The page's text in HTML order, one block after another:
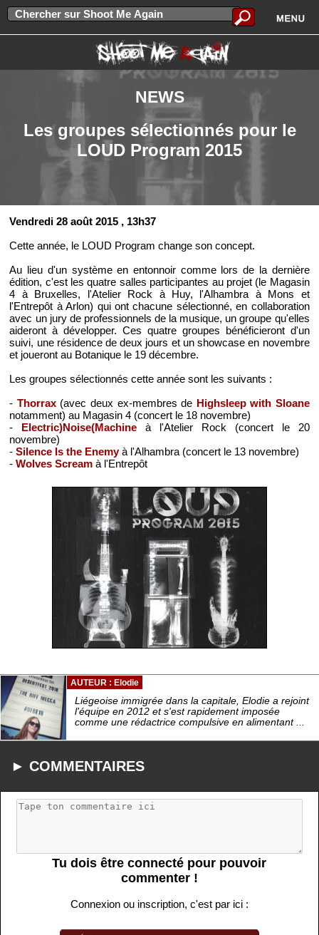
NEWS
Les groupes sélectionnés pour le
LOUD Program 2015
Vendredi 28 août 2015 , 13h37
Cette année, le LOUD Program change son concept.
Au lieu d'un système en entonnoir comme lors de la dernière
édition, c'est les quatre salles participantes au projet (le Magasin
4 à Bruxelles, l'Atelier Rock à Huy, l'Alhambra à Mons et
l'Entrepôt à Arlon) qui ont chacune sélectionné, en collaboration
avec un jury de professionnels de la musique, un groupe qu'elles
aideront à développer. Ces quatre groupes bénéficieront d'un
suivi, une résidence de deux jours et un showcase en novembre
et joueront au Botanique le 19 décembre.
Les groupes sélectionnés cette année sont les suivants :
- Thorrax(avec deux ex-membres de Highsleep with Sloane
notamment) au Magasin 4 (concert le 18 novembre)
- Electric)Noise(Machine à l'Atelier Rock (concert le 20
novembre)
-Silence Is the Enemyà l'Alhambra (concert le 13 novembre)
-Wolves Scream à l'Entrepôt
AUTEUR : Elodie
Liégeoise immigrée dans la capitale, Elodie a rejoint
l'équipe en 2012 et s'est rapidement imposée
comme une rédactrice compulsive en alimentant ...
► COMMENTAIRES
Tu dois être connecté pour pouvoir
commenter !
Connexion ou inscription, c'est par ici :